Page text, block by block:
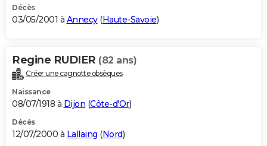
Décès
03/05/2001 à Annecy(Haute-Savoie)
Regine RUDIER (82 ans)
Créer une cagnotte obsèques
Naissance
08/07/1918 à Dijon (Côte-d'Or)
Décès
12/07/2000 à Lallaing (Nord)